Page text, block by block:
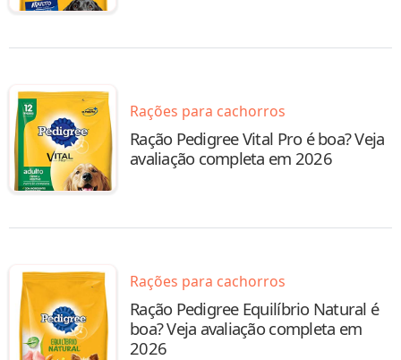
Rações para cachorros
Ração Pedigree Vital Pro é boa? Veja
avaliação completa em 2026
Rações para cachorros
Ração Pedigree Equilíbrio Natural é
boa? Veja avaliação completa em
2026